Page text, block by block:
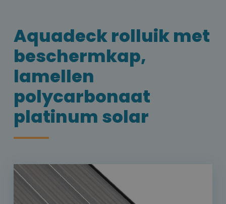
Aquadeck rolluik met
beschermkap,
lamellen
polycarbonaat
platinum solar